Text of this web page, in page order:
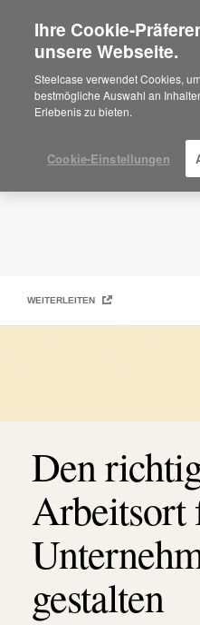
Are you in
Would you
your region?
Americas
Español
Steelcase Small + Midsize
WEITERLEITEN
Den
Arbeitsort
gestalten
Ihre Cookie-
unsere Webseite.
Steelcase verwendet Cookies,
bestmögliche Auswahl an
Erlebenis zu bieten.
Cookie-Einstellungen